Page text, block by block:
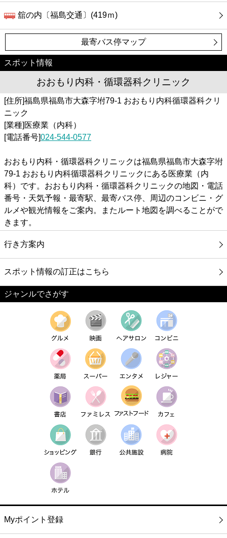
舘の内〔福島交通〕(419ｍ)
最寄バス停マップ
スポット情報
おおもり内科・循環器科クリニック
[住所]福島県福島市大森字坿79-1 おおもり内科循環器科クリ
ニック
[業種]医療業（内科）
[電話番号]024-544-0577
おおもり内科・循環器科クリニックは福島県福島市大森字坿
79-1 おおもり内科循環器科クリニックにある医療業（内
科）です。おおもり内科・循環器科クリニックの地図・電話
番号・天気予報・最寄駅、最寄バス停、周辺のコンビニ・グ
ルメや観光情報をご案内。またルート地図を調べることがで
きます。
行き方案内
スポット情報の訂正はこちら
ジャンルでさがす
Myポイント登録